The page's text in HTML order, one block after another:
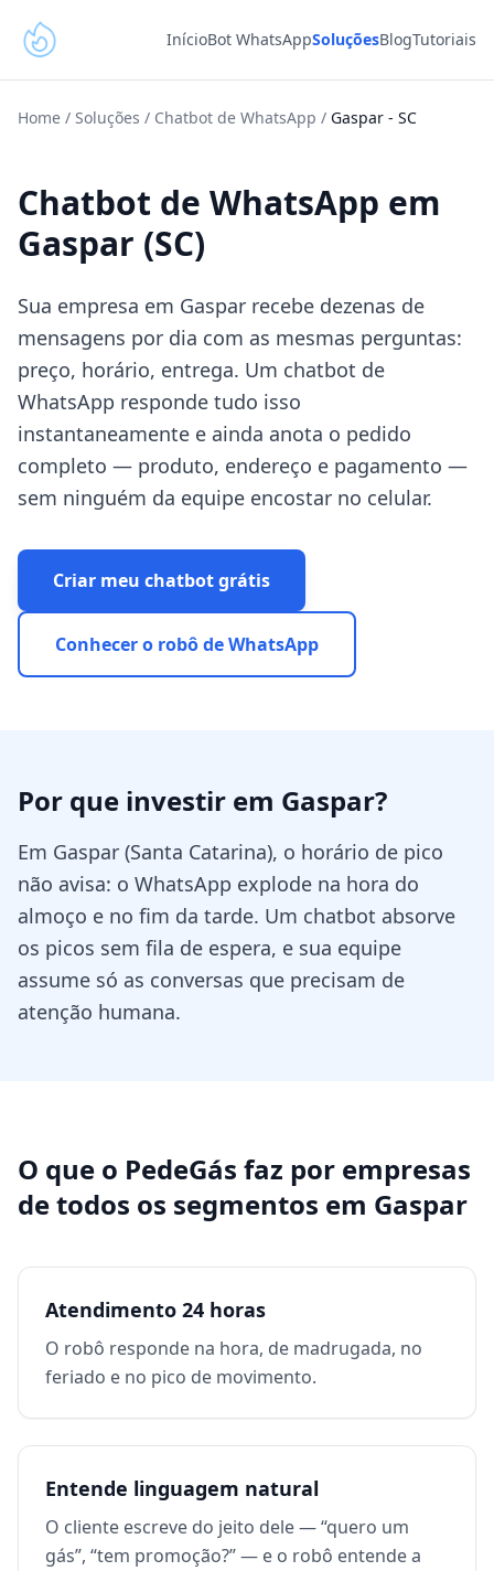
InícioBot WhatsAppSoluçõesBlogTutoriais
Home / Soluções / Chatbot de WhatsApp / Gaspar - SC
Chatbot de WhatsApp em
Gaspar (SC)
Sua empresa em Gaspar recebe dezenas de
mensagens por dia com as mesmas perguntas:
preço, horário, entrega. Um chatbot de
WhatsApp responde tudo isso
instantaneamente e ainda anota o pedido
completo — produto, endereço e pagamento —
sem ninguém da equipe encostar no celular.
Criar meu chatbot grátis
Conhecer o robô de WhatsApp
Por que investir em Gaspar?
Em Gaspar (Santa Catarina), o horário de pico
não avisa: o WhatsApp explode na hora do
almoço e no fim da tarde. Um chatbot absorve
os picos sem fila de espera, e sua equipe
assume só as conversas que precisam de
atenção humana.
O que o PedeGás faz por empresas
de todos os segmentos em Gaspar
Atendimento 24 horas
O robô responde na hora, de madrugada, no
feriado e no pico de movimento.
Entende linguagem natural
O cliente escreve do jeito dele — “quero um
gás”, “tem promoção?” — e o robô entende a